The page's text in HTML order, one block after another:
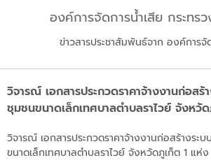
องค์การจัดการน้ำเสีย กระทร
ข่าวสารประชาสัมพันธ์จาก องค์การจั
วิจารณ์ เอกสารประกวดราคาจ้างงานก่อสร้
ชุมชนขนาดเล็กเทศบาลตำบลราไวย์ จังหวั
วิจารณ์ เอกสารประกวดราคาจ้างงานก่อสร้างระ
ขนาดเล็กเทศบาลตำบลราไวย์ จังหวัดภูเก็ต 1 แห่ง